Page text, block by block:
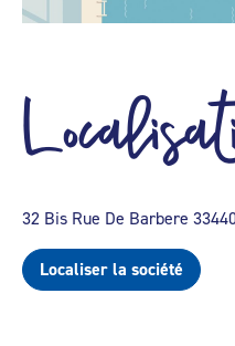
32 Bis Rue De Barbere
Localiser la société